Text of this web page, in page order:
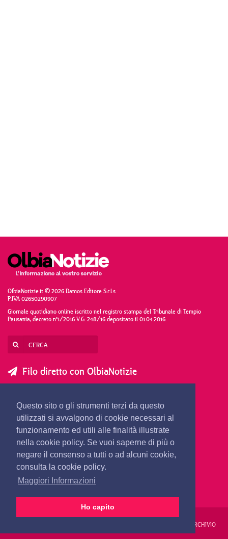
Questo sito o gli strumenti terzi da questo
utilizzati si avvalgono di cookie necessari al
funzionamento ed utili alle finalità illustrate
nella cookie policy. Se vuoi saperne di più o
negare il consenso a tutti o ad alcuni cookie,
consulta la cookie policy.
Maggiori Informazioni
Ho capito
OlbiaNotizie.it © 2026 Damos Editore S.r.l.s
P.IVA 02650290907
Giornale quotidiano online iscritto nel registro stampa del Tribunale di Tempio
Pausania, decreto n°1/2016 V.G. 248/16 depositato il 01.04.2016
Filo diretto con OlbiaNotizie
SEGNALA UNA NOTIZIA
SEGNALA UN EVENTO
redazione@olbianotizie.it
ARCHIVIO